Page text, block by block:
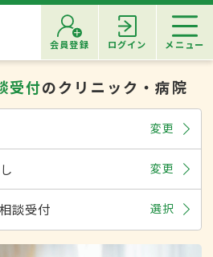
会員登録 ログイン メニュー
受付のクリニック・病院
変更
変更
談受付 選択